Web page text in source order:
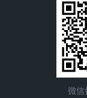
微信